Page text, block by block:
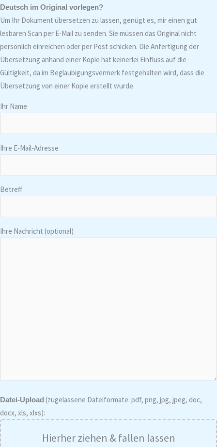
Deutsch im Original vorlegen?
Um Ihr Dokument übersetzen zu lassen, genügt es, mir einen gut
lesbaren Scan per E-Mail zu senden. Sie müssen das Original nicht
persönlich einreichen oder per Post schicken. Die Anfertigung der
Übersetzung anhand einer Kopie hat keinerlei Einfluss auf die
Gültigkeit, da im Beglaubigungsvermerk festgehalten wird, dass die
Übersetzung von einer Kopie erstellt wurde.
Ihr Name
Ihre E-Mail-Adresse
Betreff
Ihre Nachricht (optional)
Datei-Upload (zugelassene Dateiformate: pdf, png, jpg, jpeg, doc,
docx, xls, xlxs):
Hierher ziehen & fallen lassen